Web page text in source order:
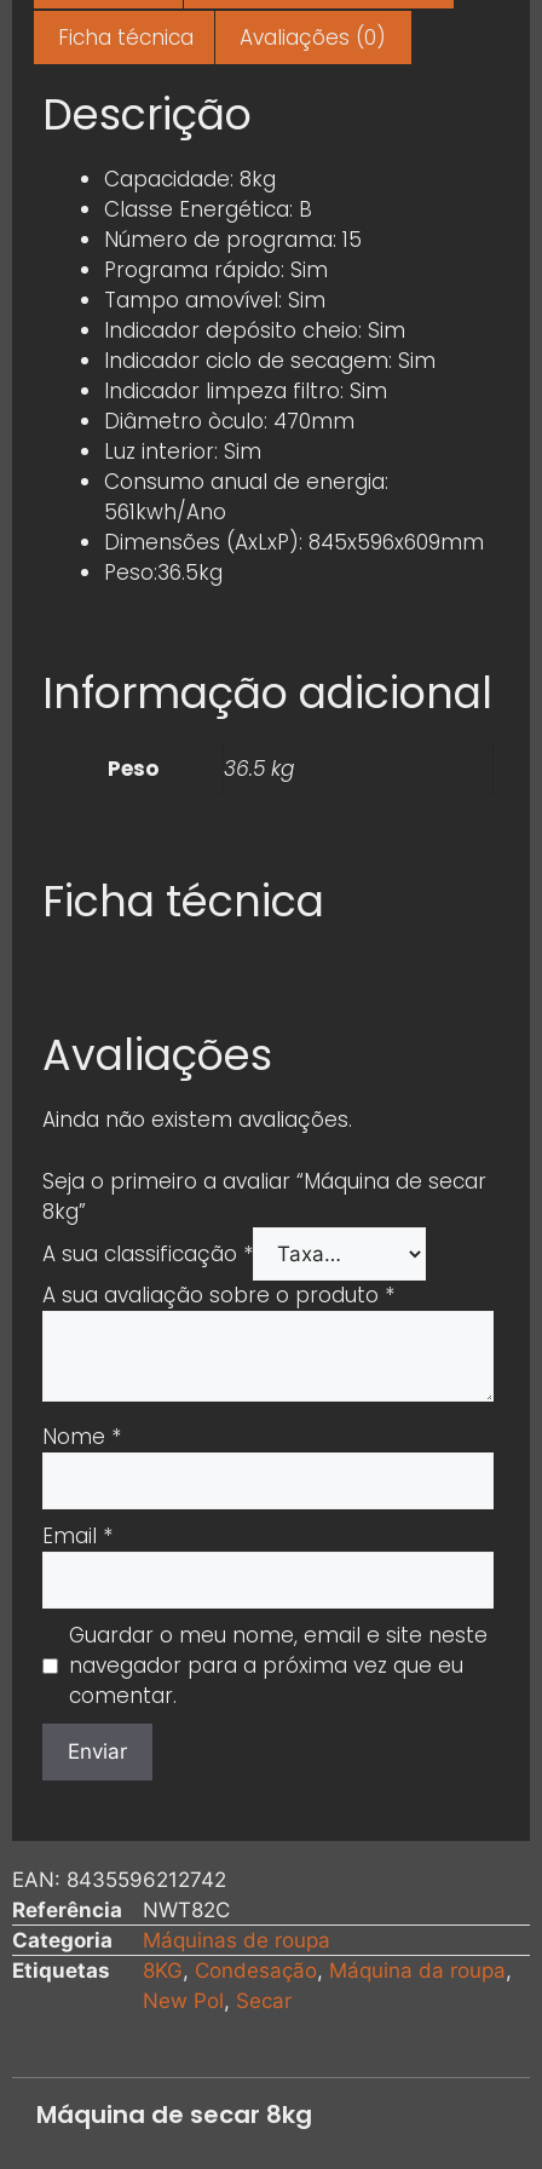
Ficha técnica
Avaliações (0)
Descrição
Capacidade: 8kg
Classe Energética: B
Número de programa: 15
Programa rápido: Sim
Tampo amovível: Sim
Indicador depósito cheio: Sim
Indicador ciclo de secagem: Sim
Indicador limpeza filtro: Sim
Diâmetro òculo: 470mm
Luz interior: Sim
Consumo anual de energia:
561kwh/Ano
Dimensões (AxLxP): 845x596x609mm
Peso:36.5kg
Informação adicional
Peso 36.5 kg
Ficha técnica
Avaliações
Ainda não existem avaliações.
Seja o primeiro a avaliar “Máquina de secar
8kg”
A sua classificação *
A sua avaliação sobre o produto *
Nome *
Email *
Guardar o meu nome, email e site neste
navegador para a próxima vez que eu
comentar.
EAN: 8435596212742
Referência
NWT82C
Categoria
Máquinas de roupa
Etiquetas
8KG, Condesação, Máquina da roupa,
New Pol, Secar
Máquina de secar 8kg